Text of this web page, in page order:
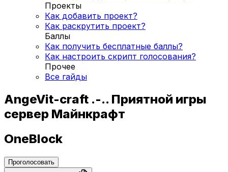
Проекты
Как добавить проект?
Как раскрутить проект?
Баллы
Как получить бесплатные баллы?
Как настроить скрипт голосования?
Прочее
Все гайды
AngeVit-craft .-.. Приятной игры
сервер Майнкрафт
OneBlock
Проголосовать